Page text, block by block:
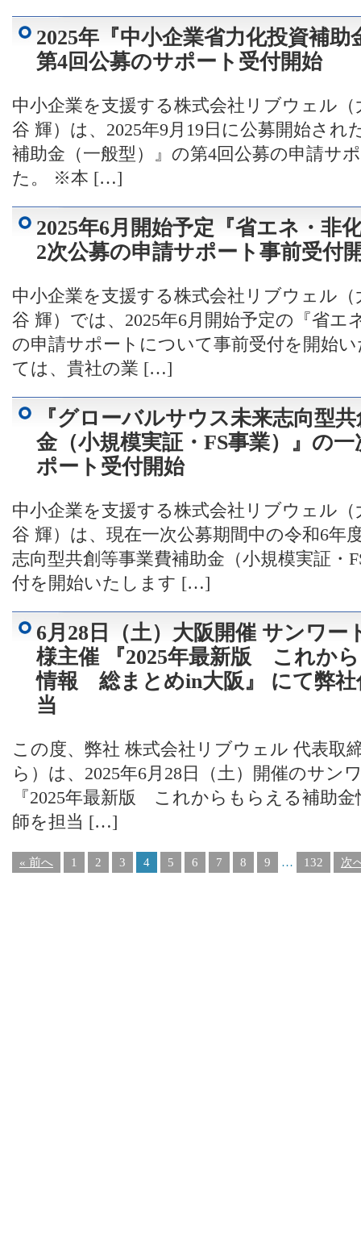
2025年『中小企業省力化投資補助
第4回公募のサポート受付開始
中小企業を支援する株式会社リブウェル
谷 輝）は、2025年9月19日に公募開始され
補助金（一般型）』の第4回公募の申請サ
た。 ※本 […]
2025年6月開始予定『省エネ・非
2次公募の申請サポート事前受付
中小企業を支援する株式会社リブウェル
谷 輝）では、2025年6月開始予定の『省エ
の申請サポートについて事前受付を開始
ては、貴社の業 […]
『グローバルサウス未来志向型
金（小規模実証・FS事業）』の
ポート受付開始
中小企業を支援する株式会社リブウェル
谷 輝）は、現在一次公募期間中の令和6年
志向型共創等事業費補助金（小規模実証・
付を開始いたします […]
6月28日（土）大阪開催 サンワー
様主催 『2025年最新版 これか
情報 総まとめin大阪』 にて弊社
当
この度、弊社 株式会社リブウェル 代表取
ら）は、2025年6月28日（土）開催のサン
『2025年最新版 これからもらえる補助
師を担当 […]
« 前へ 1 2 3 4 5 6 7 8 9 … 132 次